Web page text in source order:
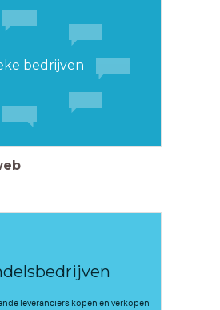
bedrijven
leveranciers kopen en verkopen